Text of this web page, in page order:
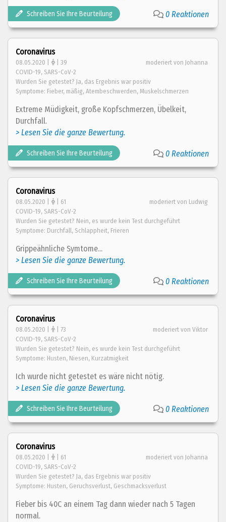
Schreiben Sie Ihre Beurteilung 0 Reaktionen
Coronavirus
08.05.2020 | | 39
moderiert von Johanna
COVID-19, SARS-CoV-2
Wurden Sie getestet? Ja, das Ergebnis war positiv
Symptome: Fieber, mäßig, Atembeschwerden, Muskelschmerzen
Extreme Müdigkeit, große Kopfschmerzen, Übelkeit,
Durchfall.
> Lesen Sie die ganze Bewertung.
Schreiben Sie Ihre Beurteilung 0 Reaktionen
Coronavirus
08.05.2020 | | 61
moderiert von Ludwig
COVID-19, SARS-CoV-2
Wurden Sie getestet? Nein, es wurde kein Test durchgeführt
Symptome: Durchfall, Schlappheit, Frieren
Grippeähnliche Symtome...
> Lesen Sie die ganze Bewertung.
Schreiben Sie Ihre Beurteilung 0 Reaktionen
Coronavirus
08.05.2020 | | 73
moderiert von Viktor
COVID-19, SARS-CoV-2
Wurden Sie getestet? Nein, es wurde kein Test durchgeführt
Symptome: Husten, Niesen, Kurzatmigkeit
Ich wurde nicht getestet es wäre nicht nötig.
> Lesen Sie die ganze Bewertung.
Schreiben Sie Ihre Beurteilung 0 Reaktionen
Coronavirus
08.05.2020 | | 61
moderiert von Johanna
COVID-19, SARS-CoV-2
Wurden Sie getestet? Ja, das Ergebnis war positiv
Symptome: Husten, Geruchsverlust, Geschmacksverlust
Fieber bis 40C an einem Tag dann wieder nach 5 Tagen
normal.